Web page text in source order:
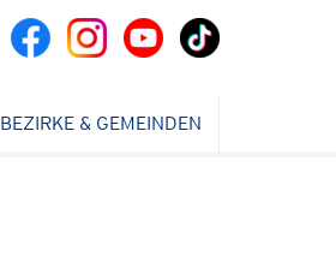
BEZIRKE & GEMEINDEN